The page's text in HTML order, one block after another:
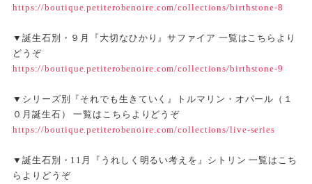
https://boutique.petiterobenoire.com/collections/birthstone-8
▼誕生石別・９月『大切なひかり』サファイア 一覧はこちらより
どうぞ
https://boutique.petiterobenoire.com/collections/birthstone-9
▼シリーズ別『それでも生きていく』トルマリン・オパール（１
０月誕生石） 一覧はこちらよりどうぞ
https://boutique.petiterobenoire.com/collections/live-series
▼誕生石別・11月『うれしく明るい考えを』シトリン 一覧はこち
らよりどうぞ